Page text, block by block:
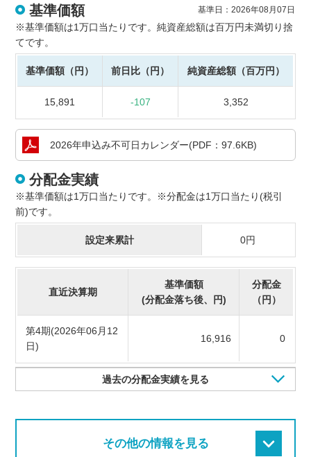
基準価額 基準日：2026年08月07日
※基準価額は1万口当たりです。純資産総額は百万円未満切り捨
てです。
基準価額（円） 前日比（円） 純資産総額（百万円）
15,891 -107 3,352
2026年申込み不可日カレンダー(PDF：97.6KB)
分配金実績
※基準価額は1万口当たりです。※分配金は1万口当たり(税引
前)です。
設定来累計 0円
直近決算期
基準価額
(分配金落ち後、円)
分配金
（円）
第4期(2026年06月12
日)
16,916 0
過去の分配金実績を見る
その他の情報を見る